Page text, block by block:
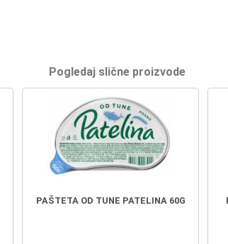
Pogledaj slične proizvode
PAŠTETA OD TUNE PATELINA 60G